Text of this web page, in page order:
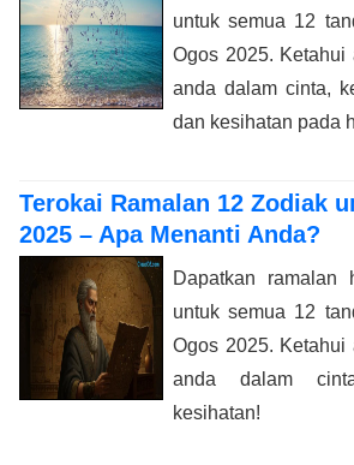
untuk semua 12
Ogos 2025. Ketahui
anda dalam cinta,
dan kesihatan pada
Terokai Ramalan 12 Zodiak
2025 – Apa Menanti Anda?
Dapatkan ramalan
untuk semua 12
Ogos 2025. Ketahui
anda dalam
kesihatan!